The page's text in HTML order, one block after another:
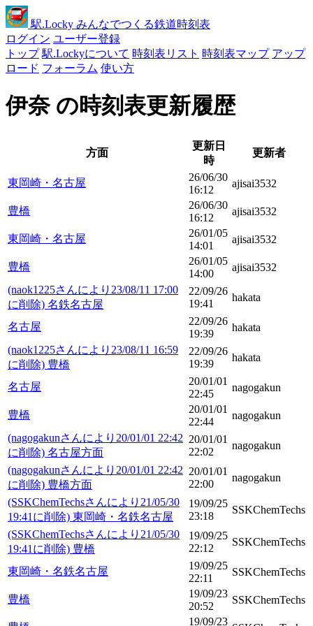
駅.Locky みんなでつくる鉄道時刻表
ログイン ユーザー登録
トップ 駅.Lockyについて 時刻表リスト 時刻表マップ アップ
ロード フォーラム 使い方
伊奈 の時刻表更新履歴
方面
更新日
時
更新者
東岡崎・名古屋
26/06/30
16:12
ajisai3532
豊橋
26/06/30
16:12
ajisai3532
東岡崎・名古屋
26/01/05
14:01
ajisai3532
豊橋
26/01/05
14:00
ajisai3532
(naok1225さんにより23/08/11 17:00
に削除) 名鉄名古屋
22/09/26
19:41
hakata
名古屋
22/09/26
19:39
hakata
(naok1225さんにより23/08/11 16:59
に削除) 豊橋
22/09/26
19:39
hakata
名古屋
20/01/01
22:45
nagogakun
豊橋
20/01/01
22:44
nagogakun
(nagogakunさんにより20/01/01 22:42
に削除) 名古屋方面
20/01/01
22:02
nagogakun
(nagogakunさんにより20/01/01 22:42
に削除) 豊橋方面
20/01/01
22:00
nagogakun
(SSKChemTechsさんにより21/05/30
19:41に削除) 東岡崎・名鉄名古屋
19/09/25
23:18
SSKChemTechs
(SSKChemTechsさんにより21/05/30
19:41に削除) 豊橋
19/09/25
22:12
SSKChemTechs
東岡崎・名鉄名古屋
19/09/25
22:11
SSKChemTechs
豊橋
19/09/23
20:52
SSKChemTechs
19/09/23